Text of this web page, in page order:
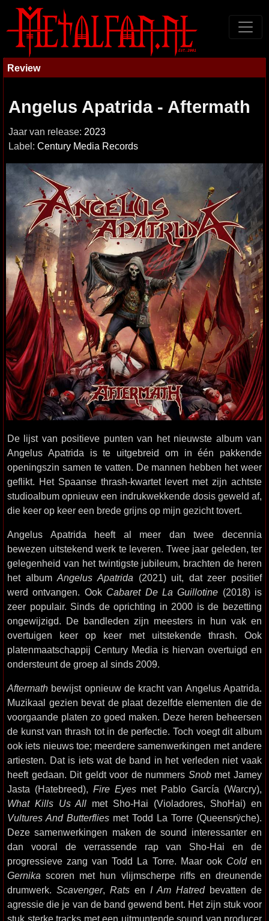
Review
Angelus Apatrida - Aftermath
Jaar van release: 2023
Label: Century Media Records
De lijst van positieve punten van het nieuwste album van
Angelus Apatrida is te uitgebreid om in één pakkende
openingszin samen te vatten. De mannen hebben het weer
geflikt. Het Spaanse thrash-kwartet levert met zijn achtste
studioalbum opnieuw een indrukwekkende dosis geweld af,
die keer op keer een brede grijns op mijn gezicht tovert.
Angelus Apatrida heeft al meer dan twee decennia
bewezen uitstekend werk te leveren. Twee jaar geleden, ter
gelegenheid van het twintigste jubileum, brachten de heren
het albumAngelus Apatrida (2021) uit, dat zeer positief
werd ontvangen. Ook Cabaret De La Guillotine (2018) is
zeer populair. Sinds de oprichting in 2000 is de bezetting
ongewijzigd. De bandleden zijn meesters in hun vak en
overtuigen keer op keer met uitstekende thrash. Ook
platenmaatschappij Century Media is hiervan overtuigd en
ondersteunt de groep al sinds 2009.
Aftermath bewijst opnieuw de kracht van Angelus Apatrida.
Muzikaal gezien bevat de plaat dezelfde elementen die de
voorgaande platen zo goed maken. Deze heren beheersen
de kunst van thrash tot in de perfectie. Toch voegt dit album
ook iets nieuws toe; meerdere samenwerkingen met andere
artiesten. Dat is iets wat de band in het verleden niet vaak
heeft gedaan. Dit geldt voor de nummers Snobmet Jamey
Jasta (Hatebreed), Fire Eyesmet Pablo García (Warcry),
What Kills Us All met Sho-Hai (Violadores, ShoHai) en
Vultures And Butterflies met Todd La Torre (Queensrÿche).
Deze samenwerkingen maken de sound interessanter en
dan vooral de verrassende rap van Sho-Hai en de
progressieve zang van Todd La Torre. Maar ook Colden
Gernika scoren met hun vlijmscherpe riffs en dreunende
drumwerk. Scavenger, Rats en I Am Hatredbevatten de
agressie die je van de band gewend bent. Het zijn stuk voor
stuk sterke tracks met een uitmuntende sound van producer